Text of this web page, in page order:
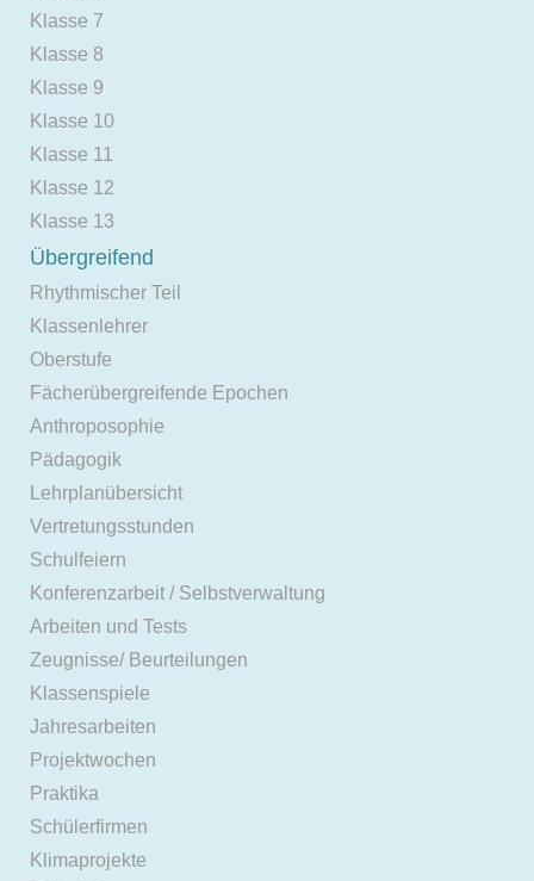
Klasse 7
Klasse 8
Klasse 9
Klasse 10
Klasse 11
Klasse 12
Klasse 13
Übergreifend
Rhythmischer Teil
Klassenlehrer
Oberstufe
Fächerübergreifende Epochen
Anthroposophie
Pädagogik
Lehrplanübersicht
Vertretungsstunden
Schulfeiern
Konferenzarbeit / Selbstverwaltung
Arbeiten und Tests
Zeugnisse/ Beurteilungen
Klassenspiele
Jahresarbeiten
Projektwochen
Praktika
Schülerfirmen
Klimaprojekte